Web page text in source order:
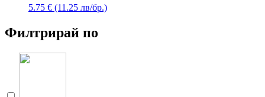
5.75 € (11.25 лв/бр.)
Филтрирай по